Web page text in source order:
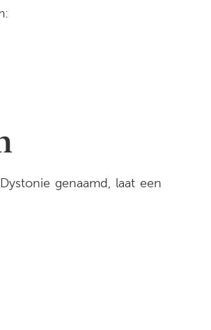
genaamd, laat een